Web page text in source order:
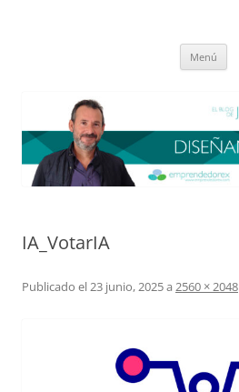
Menú
IA_VotarIA
Publicado el23 junio, 2025a 2560 × 2048